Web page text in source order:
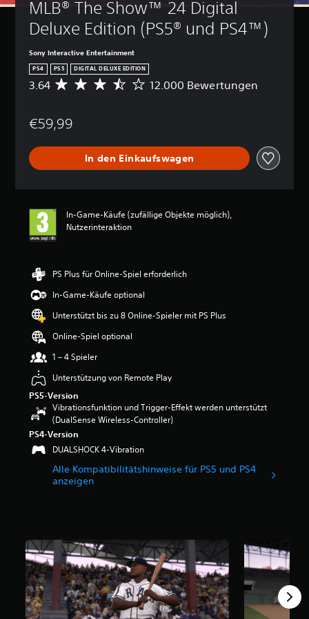
MLB® The Show™ 24 Digital
Deluxe Edition (PS5® und PS4™)
Sony Interactive Entertainment
PS4 PS5 DIGITAL DELUXE EDITION
D
c
s
c
t
l
h
B
e
w
e
t
n
g
3
.
6
4
t
e
r
n
e
n
3.64 12.000 Bewertungen
€59,99
In den Einkaufswagen
In-Game-Käufe (zufällige Objekte möglich),
Nutzerinteraktion
PS Plus für Online-Spiel erforderlich
In-Game-Käufe optional
Unterstützt bis zu 8 Online-Spieler mit PS Plus
Online-Spiel optional
1 – 4 Spieler
Unterstützung von Remote Play
PS5-Version
Vibrationsfunktion und Trigger-Effekt werden unterstützt
(DualSense Wireless-Controller)
PS4-Version
DUALSHOCK 4-Vibration
Alle Kompatibilitätshinweise für PS5 und PS4
anzeigen